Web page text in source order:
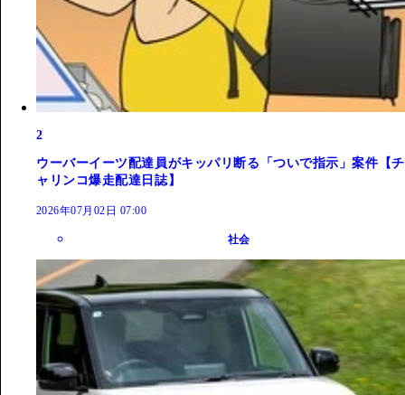
2
ウーバーイーツ配達員がキッパリ断る「ついで指示」案件【チ
ャリンコ爆走配達日誌】
2026年07月02日 07:00
社会